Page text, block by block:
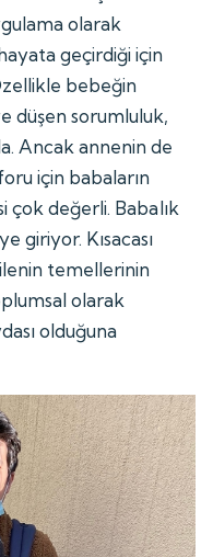
olarak
geçirdiği için
bebeğin
düşen sorumluluk,
Ancak annenin de
için babaların
çok değerli. Babalık
giriyor. Kısacası
temellerinin
olarak
olduğuna